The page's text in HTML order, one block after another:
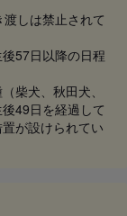
しは禁止されて
57日以降の日程
柴犬、秋田犬、
49日を経過して
が設けられてい